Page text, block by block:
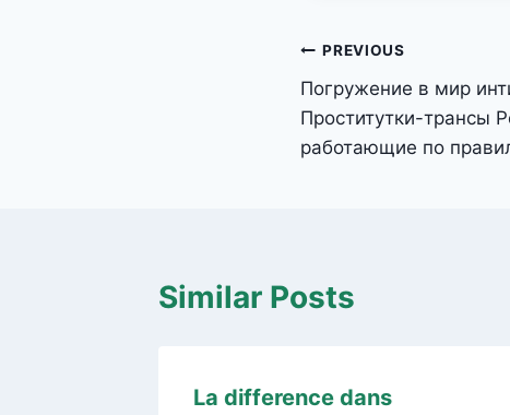
Post
navigation
PREVIOUS
Погружение в мир
Проститутки-трансы
работающие по
Similar Posts
La difference dans